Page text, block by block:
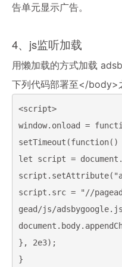
告单元显示广告。
4、js监听加载
用懒加载的方式加载
下列代码部署至</body>
<script>
window.onload =
let script =
script.src = "//
gead/js/
}, 2e3);
}